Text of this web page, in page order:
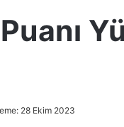
28 Ekim 2023